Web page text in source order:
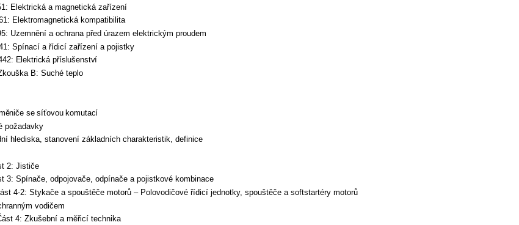
Elektrická a magnetická zařízení
Elektromagnetická kompatibilita
Uzemnění a ochrana před úrazem elektrickým proudem
Spínací a řídicí zařízení a pojistky
Elektrická příslušenství
B: Suché teplo
se síťovou komutací
požadavky
hlediska, stanovení základních charakteristik, definice
2: Jističe
Spínače, odpojovače, odpínače a pojistkové kombinace
4-2: Stykače a spouštěče motorů – Polovodičové řídicí jednotky, spouštěče a softstartéry motorů
vodičem
4: Zkušební a měřicí technika